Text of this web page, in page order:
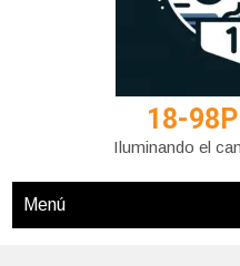
18-
Iluminando el
Menú